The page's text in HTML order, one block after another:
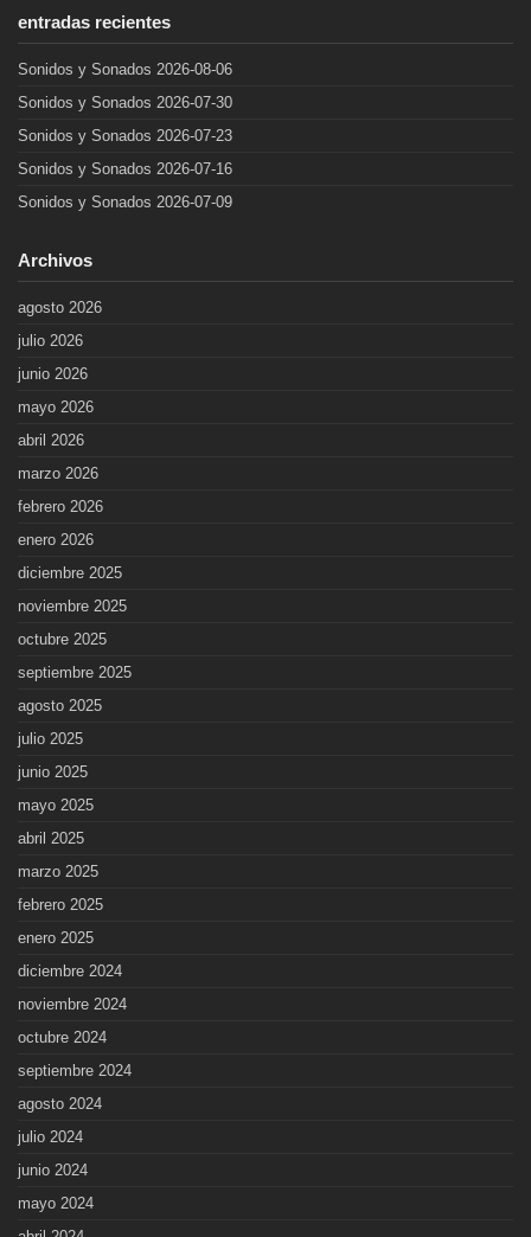
entradas recientes
Sonidos y Sonados 2026-08-06
Sonidos y Sonados 2026-07-30
Sonidos y Sonados 2026-07-23
Sonidos y Sonados 2026-07-16
Sonidos y Sonados 2026-07-09
Archivos
agosto 2026
julio 2026
junio 2026
mayo 2026
abril 2026
marzo 2026
febrero 2026
enero 2026
diciembre 2025
noviembre 2025
octubre 2025
septiembre 2025
agosto 2025
julio 2025
junio 2025
mayo 2025
abril 2025
marzo 2025
febrero 2025
enero 2025
diciembre 2024
noviembre 2024
octubre 2024
septiembre 2024
agosto 2024
julio 2024
junio 2024
mayo 2024